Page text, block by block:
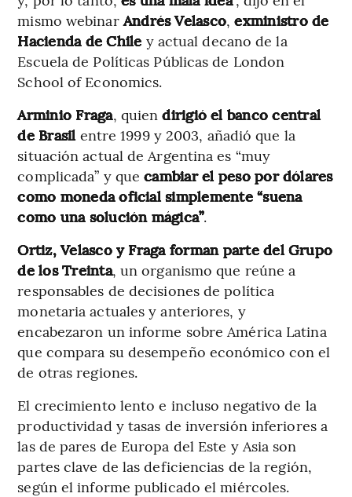
mismo webinarAndrés Velasco,exministro de
Hacienda de Chile y actual decano de la
Escuela de Políticas Públicas de London
School of Economics.
Arminio Fraga, quiendirigió el banco central
de Brasil entre 1999 y 2003, añadió que la
situación actual de Argentina es “muy
complicada” y quecambiar el peso por dólares
como moneda oficial simplemente “suena
como una solución mágica”.
Ortiz, Velasco y Fraga forman parte del Grupo
de los Treinta, un organismo que reúne a
responsables de decisiones de política
monetaria actuales y anteriores, y
encabezaron un informe sobre América Latina
que compara su desempeño económico con el
de otras regiones.
El crecimiento lento e incluso negativo de la
productividad y tasas de inversión inferiores a
las de pares de Europa del Este y Asia son
partes clave de las deficiencias de la región,
según el informe publicado el miércoles.